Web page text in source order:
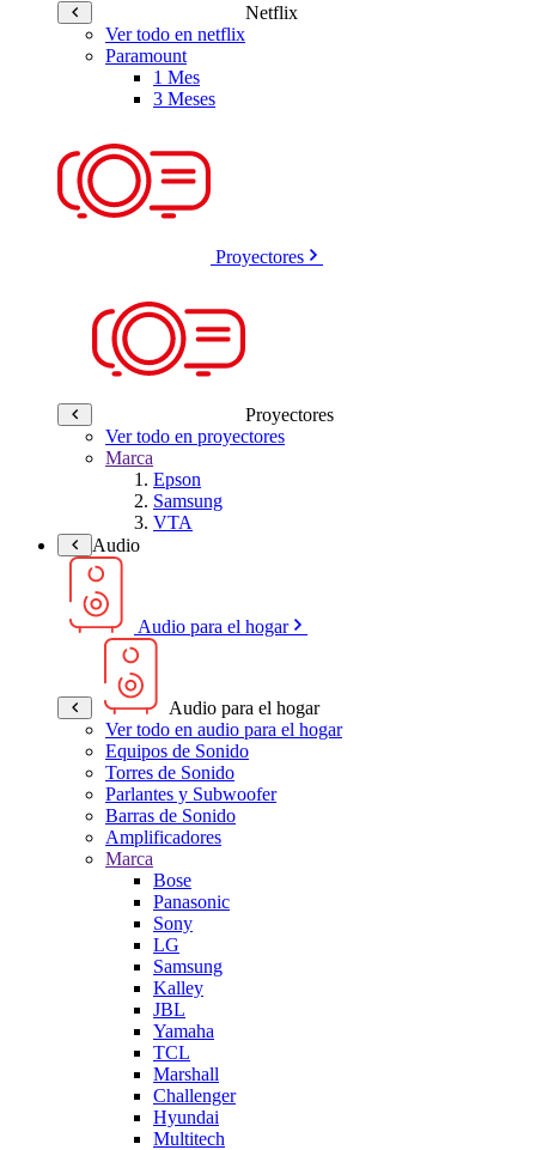
Netflix
Ver todo en netflix
Paramount
1 Mes
3 Meses
Proyectores
Proyectores
Ver todo en proyectores
Marca
Epson
Samsung
VTA
Audio
Audio para el hogar
Audio para el hogar
Ver todo en audio para el hogar
Equipos de Sonido
Torres de Sonido
Parlantes y Subwoofer
Barras de Sonido
Amplificadores
Marca
Bose
Panasonic
Sony
LG
Samsung
Kalley
JBL
Yamaha
TCL
Marshall
Challenger
Hyundai
Multitech